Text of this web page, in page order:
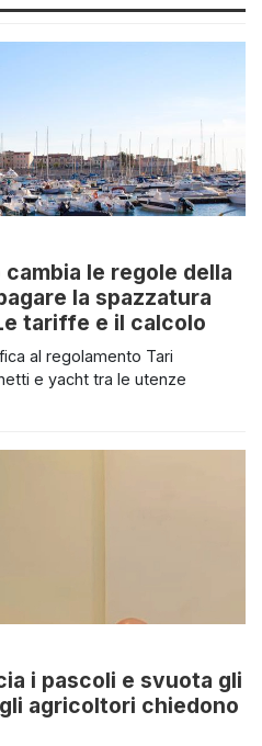
le regole della
la spazzatura
tariffe e il calcolo
al regolamento Tari
e yacht tra le utenze
i pascoli e svuota gli
agricoltori chiedono